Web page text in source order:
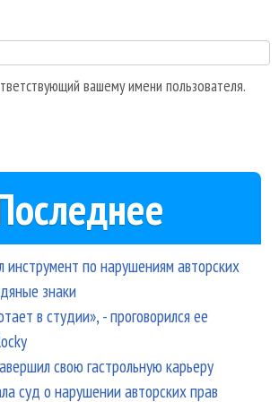
вашему имени пользователя.
инструмент по нарушениям авторских
знаки
в студии», - проговорился ее
свою гастрольную карьеру
суд о нарушении авторских прав